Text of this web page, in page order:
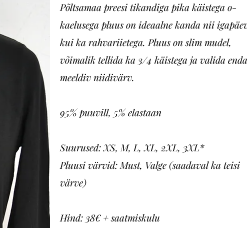
Põltsamaa preesi tikandiga pika käistega o-
kaelusega pluus on ideaalne kanda nii
kui ka rahvariietega. Pluus on slim mudel,
võimalik tellida ka 3/4 käistega ja valida
meeldiv niidivärv.
95% puuvill, 5% elastaan
Suurused: XS, M, L, XL, 2XL, 3XL*
Pluusi värvid: Must, Valge (saadaval ka teisi
värve)
Hind: 38€ + saatmiskulu